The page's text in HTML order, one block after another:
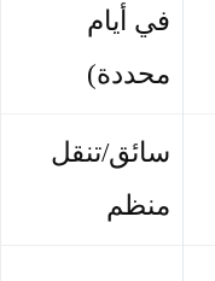
في أيام
محددة)
سائق/تنقل
منظم